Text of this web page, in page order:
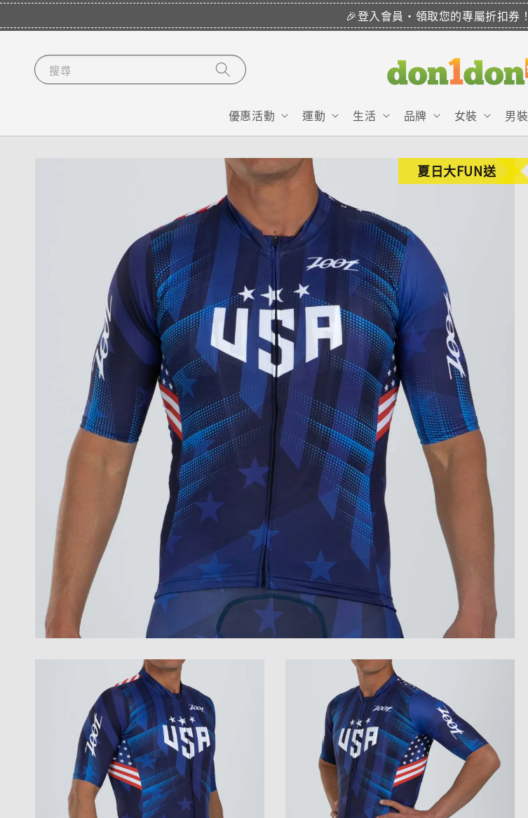
🎉登入會員・領取您的專屬折扣券！
搜尋
優惠活動 運動 生活 品牌 女裝 男裝
夏日大FUN送